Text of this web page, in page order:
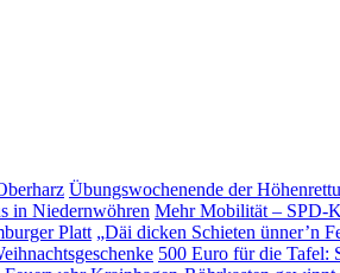
Übungs­wo­chen­ende der
Mehr Mobilität – SPD-
„Däi dicken Schieten ünner’n
500 Euro für die Tafel: